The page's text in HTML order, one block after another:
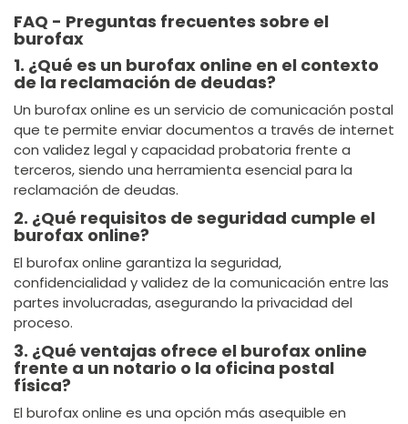
FAQ - Preguntas frecuentes sobre el
burofax
1. ¿Qué es un burofax online en el contexto
de la reclamación de deudas?
Un burofax online es un servicio de comunicación postal
que te permite enviar documentos a través de internet
con validez legal y capacidad probatoria frente a
terceros, siendo una herramienta esencial para la
reclamación de deudas.
2. ¿Qué requisitos de seguridad cumple el
burofax online?
El burofax online garantiza la seguridad,
confidencialidad y validez de la comunicación entre las
partes involucradas, asegurando la privacidad del
proceso.
3. ¿Qué ventajas ofrece el burofax online
frente a un notario o la oficina postal
física?
El burofax online es una opción más asequible en